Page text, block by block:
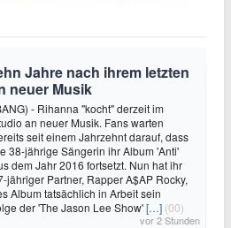
Jahre nach ihrem letzten
neuer Musik
- Rihanna "kocht" derzeit im
an neuer Musik. Fans warten
seit einem Jahrzehnt darauf, dass
38-jährige Sängerin ihr Album 'Anti'
dem Jahr 2016 fortsetzt. Nun hat ihr
jähriger Partner, Rapper A$AP Rocky,
Album tatsächlich in Arbeit sein
der 'The Jason Lee Show'[…] (00)
vor 2 Stunden